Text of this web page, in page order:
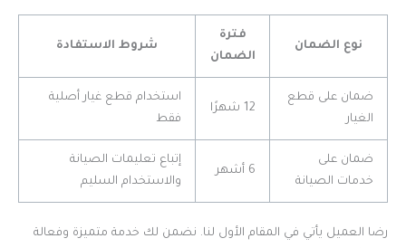
نوع الضمان
فترة
الضمان
شروط الاستفادة
ضمان على قطع
الغيار
12 شهرًا
استخدام قطع غيار أصلية
فقط
ضمان على
خدمات الصيانة
6 أشهر
إتباع تعليمات الصيانة
والاستخدام السليم
رضا العميل يأتي في المقام الأول لنا. نضمن لك خدمة متميزة وفعالة